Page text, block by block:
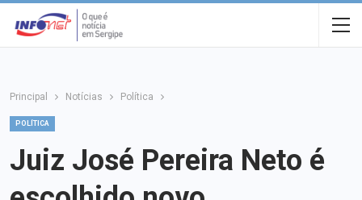
Principal Notícias Política
POLÍTICA
Juiz José Pereira Neto é